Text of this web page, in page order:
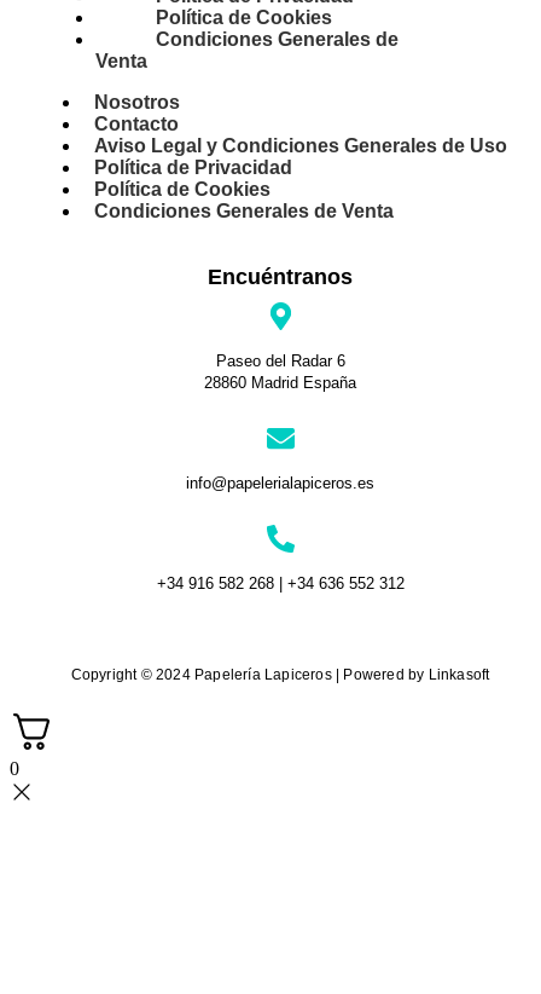
Política de Cookies
Condiciones Generales de
Venta
Nosotros
Contacto
Aviso Legal y Condiciones Generales de Uso
Política de Privacidad
Política de Cookies
Condiciones Generales de Venta
Encuéntranos
Paseo del Radar 6
28860 Madrid España
info@papelerialapiceros.es
+34 916 582 268 | +34 636 552 312
Copyright © 2024 Papelería Lapiceros | Powered by Linkasoft
0